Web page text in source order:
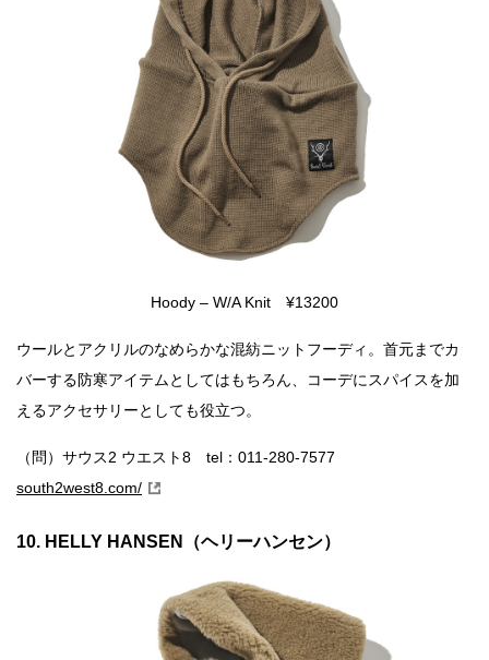
Hoody – W/A Knit ¥13200
ウールとアクリルのなめらかな混紡ニットフーディ。首元までカ
バーする防寒アイテムとしてはもちろん、コーデにスパイスを加
えるアクセサリーとしても役立つ。
（問）サウス2 ウエスト8 tel：011-280-7577
south2west8.com/
10. HELLY HANSEN（ヘリーハンセン）